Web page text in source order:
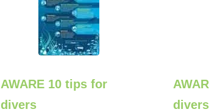
AWARE 10 tips for
divers